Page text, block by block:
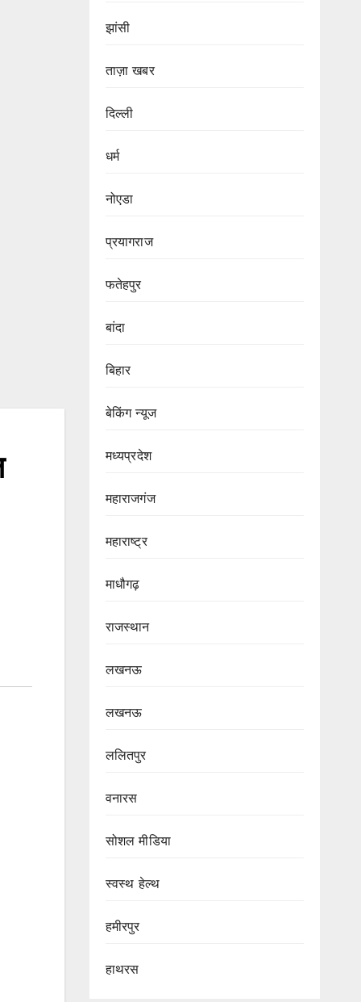
झांसी
ताज़ा खबर
दिल्ली
धर्म
नोएडा
प्रयागराज
फतेहपुर
बांदा
बिहार
बेकिंग न्यूज
मध्यप्रदेश
महाराजगंज
महाराष्ट्र
माधौगढ़
राजस्थान
लखनऊ
लखनऊ
ललितपुर
वनारस
सोशल मीडिया
स्वस्थ हेल्थ
हमीरपुर
हाथरस